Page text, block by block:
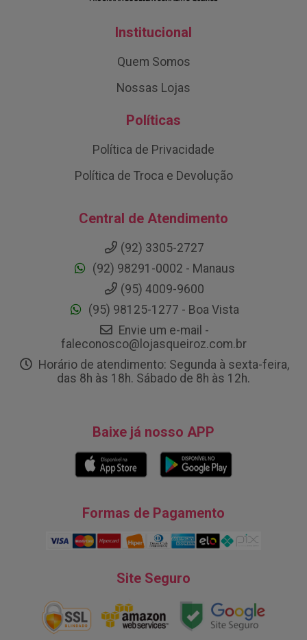
Institucional
Quem Somos
Nossas Lojas
Políticas
Política de Privacidade
Política de Troca e Devolução
Central de Atendimento
(92) 3305-2727
(92) 98291-0002 - Manaus
(95) 4009-9600
(95) 98125-1277 - Boa Vista
Envie um e-mail -
faleconosco@lojasqueiroz.com.br
Horário de atendimento: Segunda à sexta-feira,
das 8h às 18h. Sábado de 8h às 12h.
Baixe já nosso APP
Formas de Pagamento
Site Seguro